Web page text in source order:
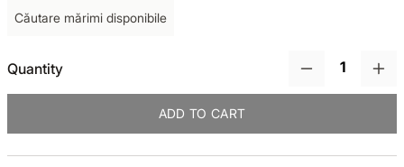
Căutare mărimi disponibile
Quantity
ADD TO CART